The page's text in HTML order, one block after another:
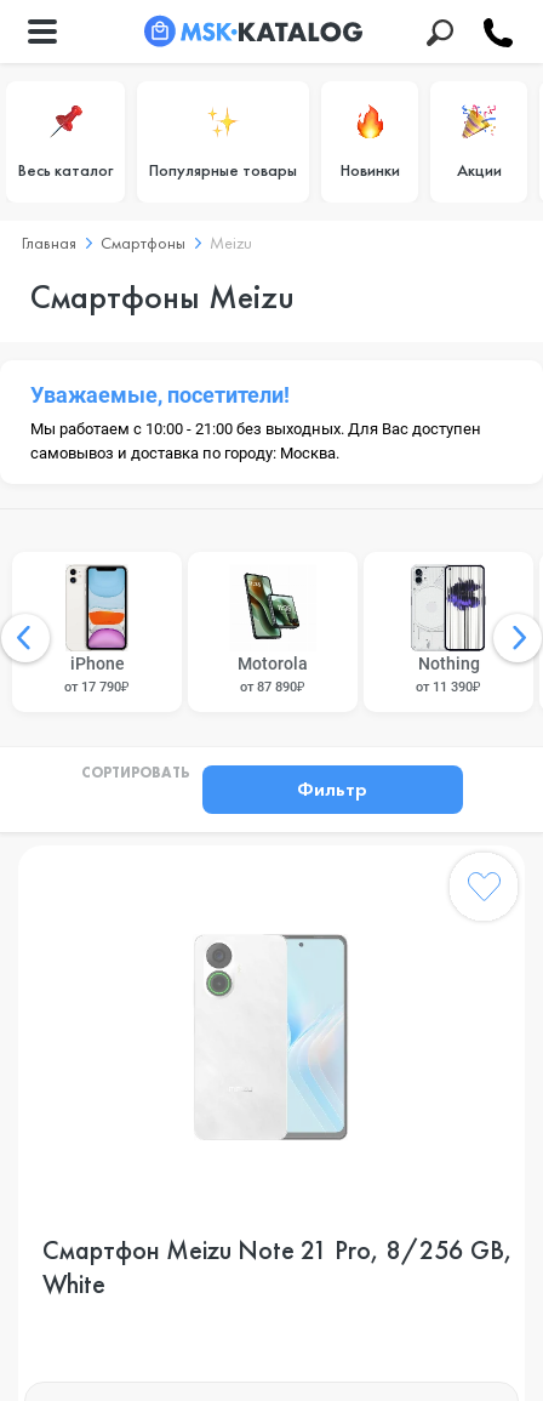
Весь каталог Популярные товары Новинки Акции
Главная Смартфоны Meizu
Смартфоны Meizu
Уважаемые, посетители!
Мы работаем с 10:00 - 21:00 без выходных. Для Вас доступен
самовывоз и доставка по городу: Москва.
iPhone
от 17 790₽
Motorola
от 87 890₽
Nothing
от 11 390₽
СОРТИРОВАТЬ
Фильтр
Смартфон Meizu Note 21 Pro, 8/256 GB,
White